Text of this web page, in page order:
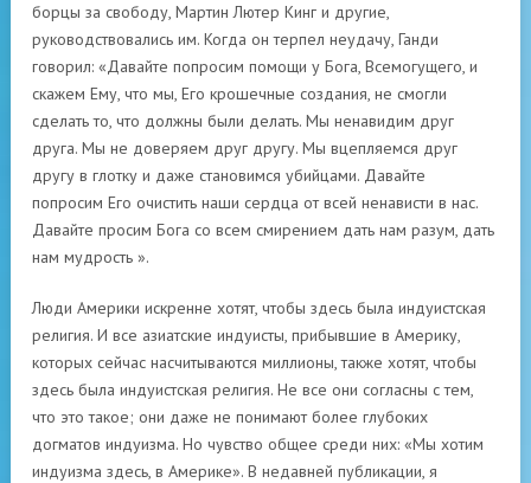
борцы за свободу, Мартин Лютер Кинг и другие,
руководствовались им. Когда он терпел неудачу, Ганди
говорил: «Давайте попросим помощи у Бога, Всемогущего, и
скажем Ему, что мы, Его крошечные создания, не смогли
сделать то, что должны были делать. Мы ненавидим друг
друга. Мы не доверяем друг другу. Мы вцепляемся друг
другу в глотку и даже становимся убийцами. Давайте
попросим Его очистить наши сердца от всей ненависти в нас.
Давайте просим Бога со всем смирением дать нам разум, дать
нам мудрость ».
Люди Америки искренне хотят, чтобы здесь была индуистская
религия. И все азиатские индуисты, прибывшие в Америку,
которых сейчас насчитываются миллионы, также хотят, чтобы
здесь была индуистская религия. Не все они согласны с тем,
что это такое; они даже не понимают более глубоких
догматов индуизма. Но чувство общее среди них: «Мы хотим
индуизма здесь, в Америке». В недавней публикации, я